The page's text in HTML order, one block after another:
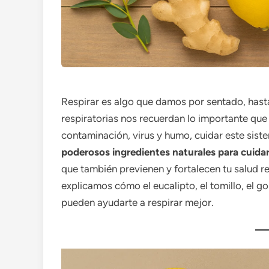
Respirar es algo que damos por sentado,
respiratorias nos recuerdan lo importante
contaminación, virus y humo, cuidar este
poderosos ingredientes naturales para
que también previenen y fortalecen tu salud
explicamos cómo el eucalipto, el tomillo, el
pueden ayudarte a respirar mejor.